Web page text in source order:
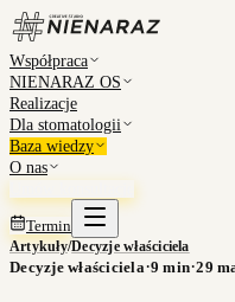
Współpraca
NIENARAZ OS
Realizacje
Dla stomatologii
Baza wiedzy
O nas
Termin
Artykuły/Decyzje właściciela
Decyzje właściciela·9 min·29